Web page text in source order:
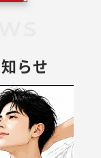
らせ